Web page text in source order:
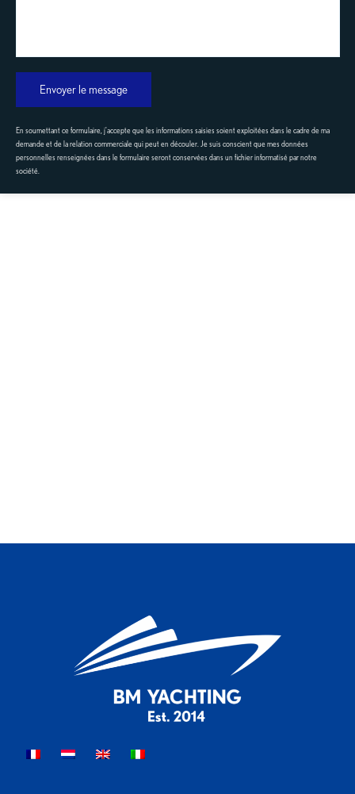
Envoyer le message
En soumettant ce formulaire, j'accepte que les informations saisies soient exploitées dans le cadre de ma
demande et de la relation commerciale qui peut en découler. Je suis conscient que mes données
personnelles renseignées dans le formulaire seront conservées dans un fichier informatisé par notre
société.